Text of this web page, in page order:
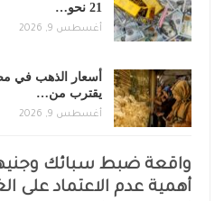
21 نحو…
أغسطس 9, 2026
يقترب من…
أغسطس 9, 2026
واقعة ضبط سبائك
أهمية عدم الاعتماد على